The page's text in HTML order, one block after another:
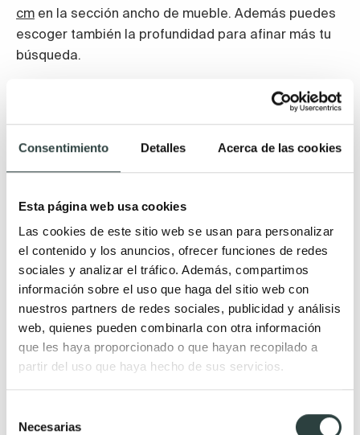
Consentimiento Detalles Acerca de las cookies
Esta página web usa cookies
Las cookies de este sitio web se usan para personalizar
el contenido y los anuncios, ofrecer funciones de redes
sociales y analizar el tráfico. Además, compartimos
información sobre el uso que haga del sitio web con
nuestros partners de redes sociales, publicidad y análisis
web, quienes pueden combinarla con otra información
que les haya proporcionado o que hayan recopilado a
partir del uso que haya hecho de sus servicios.
Necesarias
cm en la sección ancho de mueble. Además puedes
escoger también la profundidad para afinar más tu
búsqueda.